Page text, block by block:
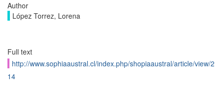
Author
López Torrez, Lorena
Full text
http://www.sophiaaustral.cl/index.php/shopiaaustral/article/view/2
14